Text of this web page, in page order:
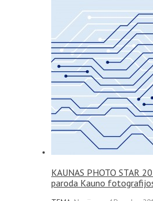
KAUNAS PHOTO STAR
paroda Kauno